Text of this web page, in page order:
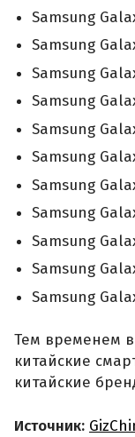
Samsung
Samsung
Samsung
Samsung
Samsung
Samsung
Samsung
Samsung
Samsung
Samsung
Samsung
Тем временем в
китайские
китайские
Источник: